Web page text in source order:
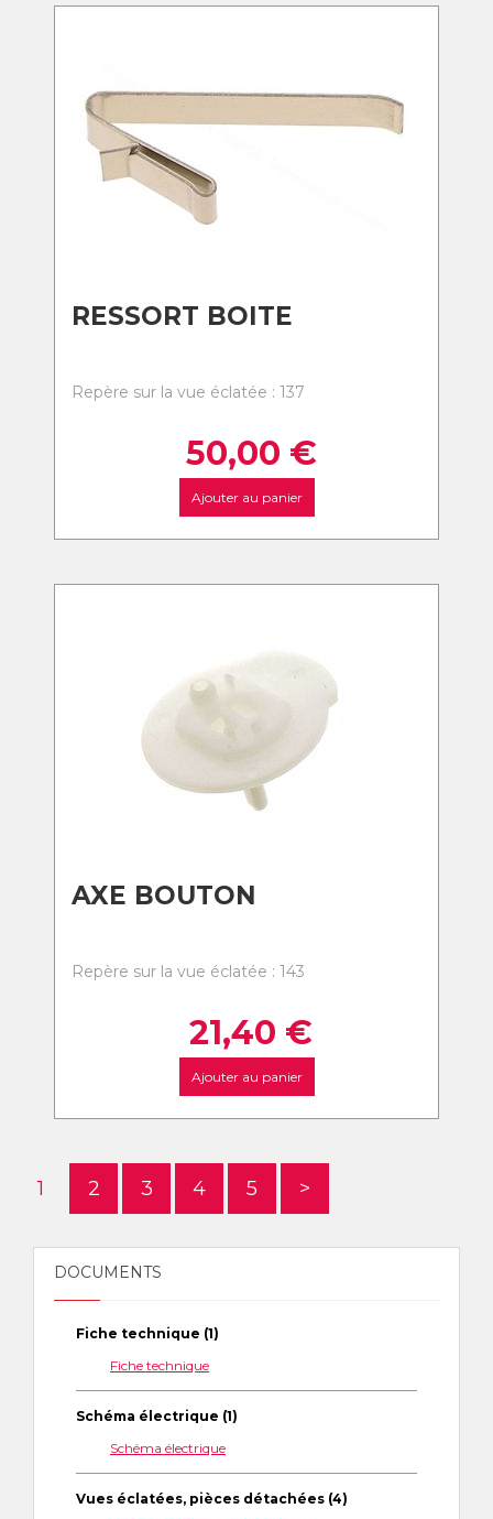
RESSORT BOITE
Repère sur la vue éclatée : 137
50,00 €
Ajouter au panier
AXE BOUTON
Repère sur la vue éclatée : 143
21,40 €
Ajouter au panier
1 2 3 4 5 >
DOCUMENTS
Fiche technique (1)
Fiche technique
Schéma électrique (1)
Schéma électrique
Vues éclatées, pièces détachées (4)